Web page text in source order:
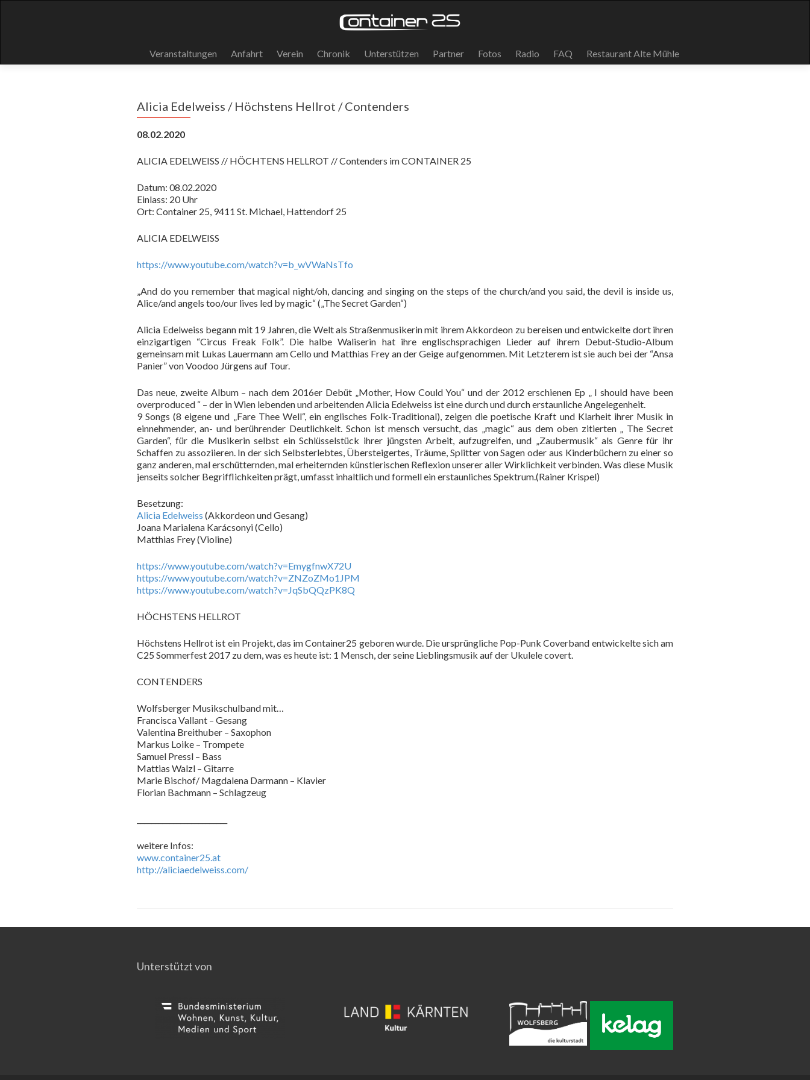
Skip
to
Veranstaltungen Anfahrt Verein Chronik Unterstützen Partner Fotos Radio FAQ Restaurant Alte Mühle
Alicia Edelweiss / Höchstens Hellrot / Contenders
08.02.2020
ALICIA EDELWEISS // HÖCHTENS HELLROT // Contenders im CONTAINER 25
Datum: 08.02.2020
Einlass: 20 Uhr
Ort: Container 25, 9411 St. Michael, Hattendorf 25
ALICIA EDELWEISS
https://www.youtube.com/watch?v=b_wVWaNsTfo
„And do you remember that magical night/oh, dancing and singing on the steps of the church/and you said, the devil is inside us,
Alice/and angels too/our lives led by magic“ („The Secret Garden“)
Alicia Edelweiss begann mit 19 Jahren, die Welt als Straßenmusikerin mit ihrem Akkordeon zu bereisen und entwickelte dort ihren
einzigartigen “Circus Freak Folk”. Die halbe Waliserin hat ihre englischsprachigen Lieder auf ihrem Debut-Studio-Album
gemeinsam mit Lukas Lauermann am Cello und Matthias Frey an der Geige aufgenommen. Mit Letzterem ist sie auch bei der “Ansa
Panier” von Voodoo Jürgens auf Tour.
Das neue, zweite Album – nach dem 2016er Debüt „Mother, How Could You“ und der 2012 erschienen Ep „ I should have been
overproduced “ – der in Wien lebenden und arbeitenden Alicia Edelweiss ist eine durch und durch erstaunliche Angelegenheit.
9 Songs (8 eigene und „Fare Thee Well“, ein englisches Folk-Traditional), zeigen die poetische Kraft und Klarheit ihrer Musik in
einnehmender, an- und berührender Deutlichkeit. Schon ist mensch versucht, das „magic“ aus dem oben zitierten „ The Secret
Garden“, für die Musikerin selbst ein Schlüsselstück ihrer jüngsten Arbeit, aufzugreifen, und „Zaubermusik“ als Genre für ihr
Schaffen zu assoziieren. In der sich Selbsterlebtes, Übersteigertes, Träume, Splitter von Sagen oder aus Kinderbüchern zu einer so
ganz anderen, mal erschütternden, mal erheiternden künstlerischen Reflexion unserer aller Wirklichkeit verbinden. Was diese Musik
jenseits solcher Begrifflichkeiten prägt, umfasst inhaltlich und formell ein erstaunliches Spektrum.(Rainer Krispel)
Besetzung:
Alicia Edelweiss (Akkordeon und Gesang)
Joana Marialena Karácsonyi (Cello)
Matthias Frey (Violine)
https://www.youtube.com/watch?v=EmygfnwX72U
https://www.youtube.com/watch?v=ZNZoZMo1JPM
https://www.youtube.com/watch?v=JqSbQQzPK8Q
HÖCHSTENS HELLROT
Höchstens Hellrot ist ein Projekt, das im Container25 geboren wurde. Die ursprüngliche Pop-Punk Coverband entwickelte sich am
C25 Sommerfest 2017 zu dem, was es heute ist: 1 Mensch, der seine Lieblingsmusik auf der Ukulele covert.
CONTENDERS
Wolfsberger Musikschulband mit…
Francisca Vallant – Gesang
Valentina Breithuber – Saxophon
Markus Loike – Trompete
Samuel Pressl – Bass
Mattias Walzl – Gitarre
Marie Bischof/ Magdalena Darmann – Klavier
Florian Bachmann – Schlagzeug
weitere Infos:
www.container25.at
http://aliciaedelweiss.com/
Unterstützt von